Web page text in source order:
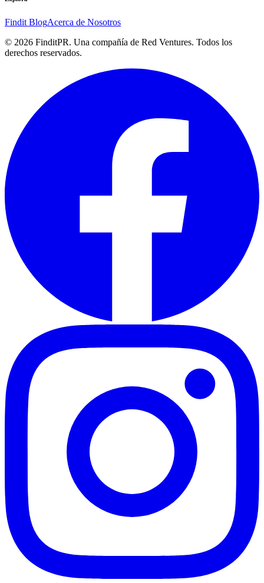
Findit BlogAcerca de Nosotros
© 2026 FinditPR. Una compañía de Red Ventures. Todos los
derechos reservados.